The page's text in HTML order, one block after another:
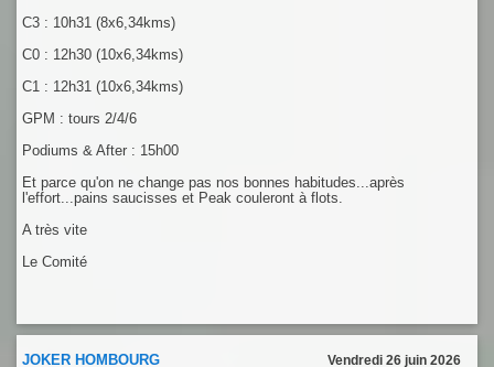
C3 : 10h31 (8x6,34kms)
C0 : 12h30 (10x6,34kms)
C1 : 12h31 (10x6,34kms)
GPM : tours 2/4/6
Podiums & After : 15h00
Et parce qu'on ne change pas nos bonnes habitudes...après
l'effort...pains saucisses et Peak couleront à flots.
A très vite
Le Comité
JOKER HOMBOURG Vendredi 26 juin 2026